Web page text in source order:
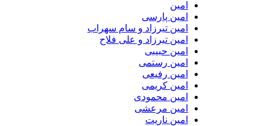
امین پارسی
امین تیرزاد و سام سهراب
امین تیرزاد و علی فلاح
امین حبیبی
امین رستمی
امین رفیعی
امین کریمی
امین محمودی
امین مرعشی
امین ناریت